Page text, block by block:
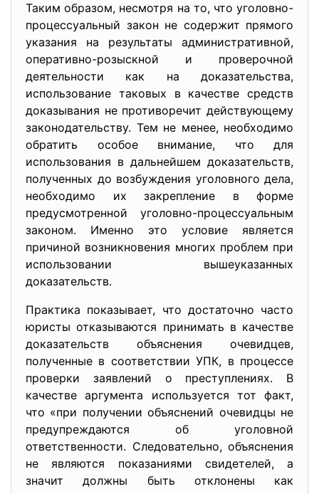
Таким образом, несмотря на то, что уголовно-
процессуальный закон не содержит прямого
указания на результаты административной,
оперативно-розыскной и проверочной
деятельности как на доказательства,
использование таковых в качестве средств
доказывания не противоречит действующему
законодательству. Тем не менее, необходимо
обратить особое внимание, что для
использования в дальнейшем доказательств,
полученных до возбуждения уголовного дела,
необходимо их закрепление в форме
предусмотренной уголовно-процессуальным
законом. Именно это условие является
причиной возникновения многих проблем при
использовании вышеуказанных
доказательств.
Практика показывает, что достаточно часто
юристы отказываются принимать в качестве
доказательств объяснения очевидцев,
полученные в соответствии УПК, в процессе
проверки заявлений о преступлениях. В
качестве аргумента используется тот факт,
что «при получении объяснений очевидцы не
предупреждаются об уголовной
ответственности. Следовательно, объяснения
не являются показаниями свидетелей, а
значит должны быть отклонены как